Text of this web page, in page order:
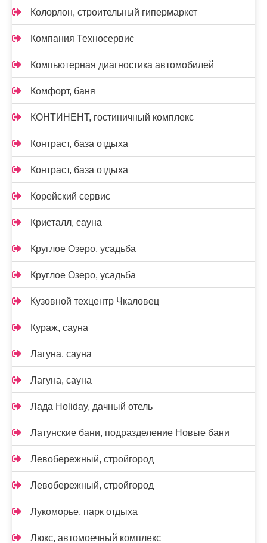
Колорлон, строительный гипермаркет
Компания Техносервис
Компьютерная диагностика автомобилей
Комфорт, баня
КОНТИНЕНТ, гостиничный комплекс
Контраст, база отдыха
Контраст, база отдыха
Корейский сервис
Кристалл, сауна
Круглое Озеро, усадьба
Круглое Озеро, усадьба
Кузовной техцентр Чкаловец
Кураж, сауна
Лагуна, сауна
Лагуна, сауна
Лада Holidаy, дачный отель
Латунские бани, подразделение Новые бани
Левобережный, стройгород
Левобережный, стройгород
Лукоморье, парк отдыха
Люкс, автомоечный комплекс